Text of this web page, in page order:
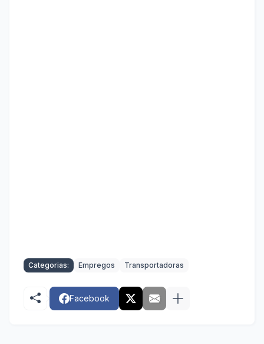
Categorias: Empregos Transportadoras
Facebook